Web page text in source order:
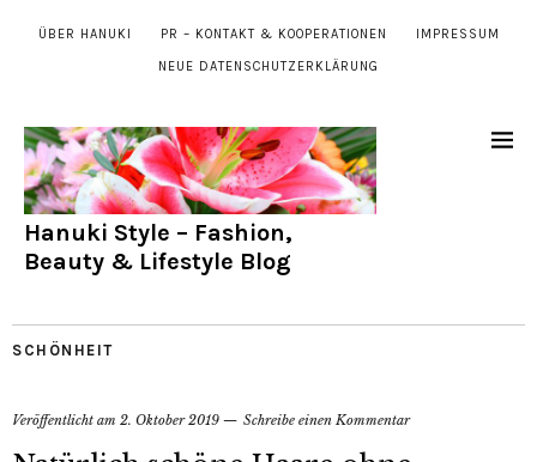
ÜBER HANUKI PR – KONTAKT & KOOPERATIONEN IMPRESSUM
NEUE DATENSCHUTZERKLÄRUNG
Hanuki Style – Fashion,
Beauty & Lifestyle Blog
SCHÖNHEIT
Veröffentlicht am 2. Oktober 2019 Schreibe einen Kommentar